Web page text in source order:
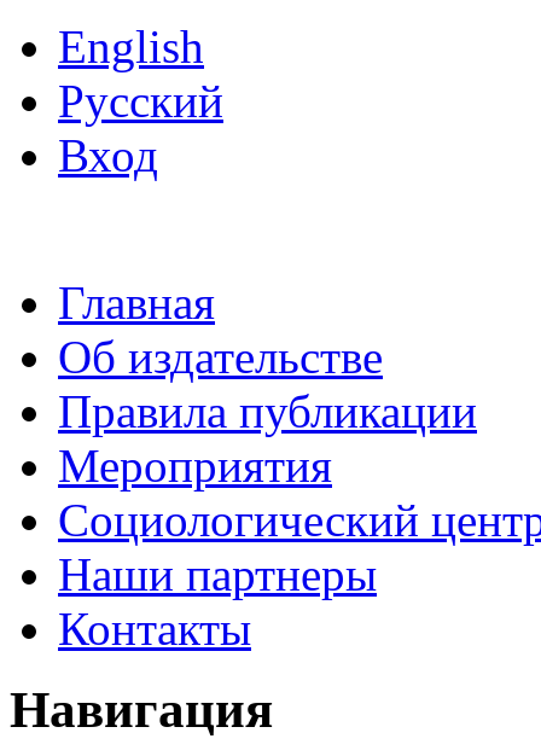
English
Русский
Вход
Главная
Об издательстве
Правила публикации
Мероприятия
Социологический
Наши партнеры
Контакты
Навигация